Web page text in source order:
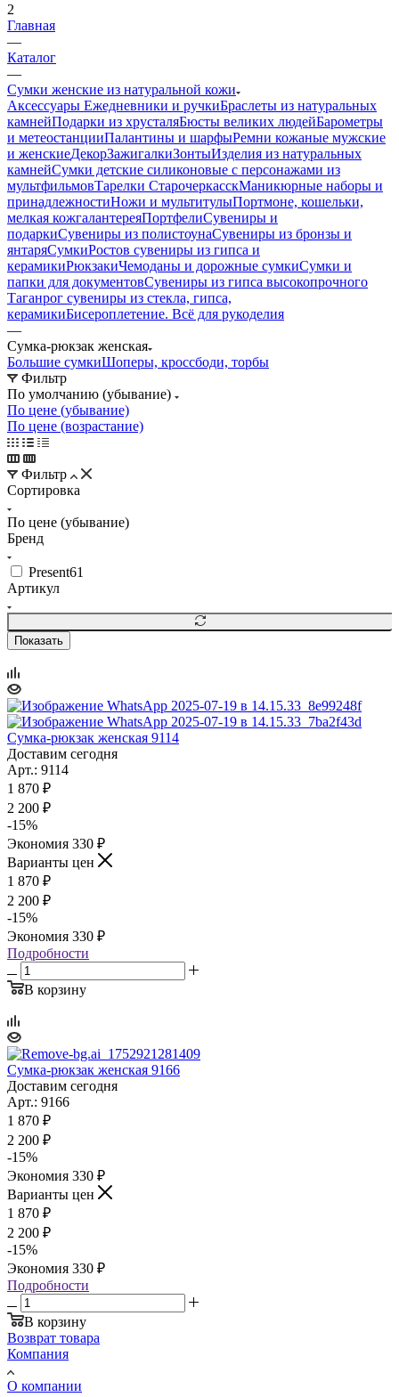
2
Главная
—
Каталог
—
Сумки женские из натуральной кожи
Аксессуары Ежедневники и ручкиБраслеты из натуральных
камнейПодарки из хрусталяБюсты великих людейБарометры
и метеостанцииПалантины и шарфыРемни кожаные мужские
и женскиеДекорЗажигалкиЗонтыИзделия из натуральных
камнейСумки детские силиконовые с персонажами из
мультфильмовТарелки СтарочеркасскМаникюрные наборы и
принадлежностиНожи и мультитулыПортмоне, кошельки,
мелкая кожгалантереяПортфелиСувениры и
подаркиСувениры из полистоунаСувениры из бронзы и
янтаряСумкиРостов сувениры из гипса и
керамикиРюкзакиЧемоданы и дорожные сумкиСумки и
папки для документовСувениры из гипса высокопрочного
Таганрог сувениры из стекла, гипса,
керамикиБисероплетение. Всё для рукоделия
—
Сумка-рюкзак женская
Большие сумкиШоперы, кроссбоди, торбы
Фильтр
По умолчанию (убывание)
По цене (убывание)
По цене (возрастание)
Фильтр
Сортировка
По цене (убывание)
Бренд
Present61
Артикул
Показать
Сумка-рюкзак женская 9114
Доставим сегодня
Арт.: 9114
1 870 ₽
2 200 ₽
-15%
Экономия 330 ₽
Варианты цен
1 870 ₽
2 200 ₽
-15%
Экономия 330 ₽
Подробности
В корзину
Сумка-рюкзак женская 9166
Доставим сегодня
Арт.: 9166
1 870 ₽
2 200 ₽
-15%
Экономия 330 ₽
Варианты цен
1 870 ₽
2 200 ₽
-15%
Экономия 330 ₽
Подробности
В корзину
Возврат товара
Компания
О компании